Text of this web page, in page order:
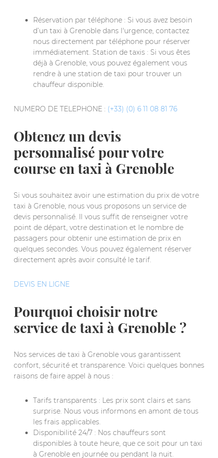
Réservation par téléphone : Si vous avez besoin
d’un taxi à Grenoble dans l'urgence, contactez
nous directement par téléphone pour réserver
immédiatement. Station de taxis : Si vous êtes
déjà à Grenoble, vous pouvez également vous
rendre à une station de taxi pour trouver un
chauffeur disponible.
NUMERO DE TELEPHONE : (+33) (0) 6 11 08 81 76
Obtenez un devis
personnalisé pour votre
course en taxi à Grenoble
Si vous souhaitez avoir une estimation du prix de votre
taxi à Grenoble, nous vous proposons un service de
devis personnalisé. Il vous suffit de renseigner votre
point de départ, votre destination et le nombre de
passagers pour obtenir une estimation de prix en
quelques secondes. Vous pouvez également réserver
directement après avoir consulté le tarif.
DEVIS EN LIGNE
Pourquoi choisir notre
service de taxi à Grenoble ?
Nos services de taxi à Grenoble vous garantissent
confort, sécurité et transparence. Voici quelques bonnes
raisons de faire appel à nous :
Tarifs transparents : Les prix sont clairs et sans
surprise. Nous vous informons en amont de tous
les frais applicables.
Disponibilité 24/7 : Nos chauffeurs sont
disponibles à toute heure, que ce soit pour un taxi
à Grenoble en journée ou pendant la nuit.